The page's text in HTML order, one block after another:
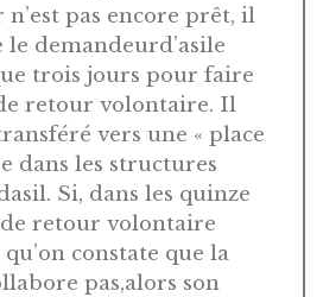
pas encore prêt, il
demandeurd’asile
trois jours pour faire
retour volontaire. Il
vers une « place
dans les structures
Si, dans les quinze
retour volontaire
qu’on constate que la
pas,alors son